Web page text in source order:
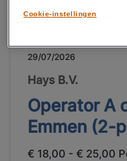
29/07/2026
Hays B.V.
Operator A
Emmen (2-
€ 18,00 - € 25,00
Cookie-instellingen